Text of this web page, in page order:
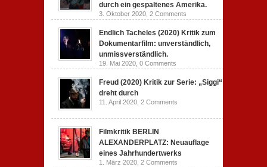
durch ein gespaltenes Amerika.
3. Oktober 2020, 2 Comments
Endlich Tacheles (2020) Kritik zum
Dokumentarfilm: unverständlich,
unmissverständlich.
19. Mai 2020, 0 Comments
Freud (2020) Kritik zur Serie: „Siggi“
dreht durch
11. April 2020, 2 Comments
Filmkritik BERLIN
ALEXANDERPLATZ: Neuauflage
eines Jahrhundertwerks
1. März 2020, 2 Comments